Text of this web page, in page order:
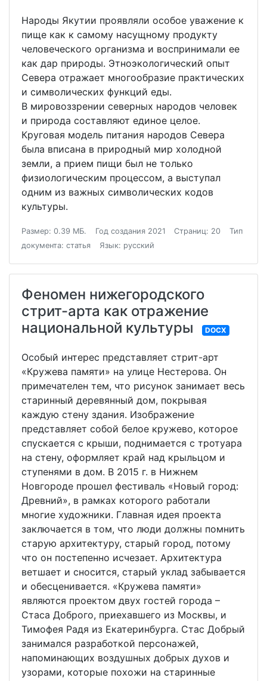
Народы Якутии проявляли особое уважение к
пище как к самому насущному продукту
человеческого организма и воспринимали ее
как дар природы. Этноэкологический опыт
Севера отражает многообразие практических
и символических функций еды.
В мировоззрении северных народов человек
и природа составляют единое целое.
Круговая модель питания народов Севера
была вписана в природный мир холодной
земли, а прием пищи был не только
физиологическим процессом, а выступал
одним из важных символических кодов
культуры.
Размер: 0.39 МБ. Год создания 2021 Страниц: 20
Тип
документа: статья
Язык: русский
Феномен нижегородского
стрит-арта как отражение
национальной культуры
DOCX
Особый интерес представляет стрит-арт
«Кружева памяти» на улице Нестерова. Он
примечателен тем, что рисунок занимает весь
старинный деревянный дом, покрывая
каждую стену здания. Изображение
представляет собой белое кружево, которое
спускается с крыши, поднимается с тротуара
на стену, оформляет край над крыльцом и
ступенями в дом. В 2015 г. в Нижнем
Новгороде прошел фестиваль «Новый город:
Древний», в рамках которого работали
многие художники. Главная идея проекта
заключается в том, что люди должны помнить
старую архитектуру, старый город, потому
что он постепенно исчезает. Архитектура
ветшает и сносится, старый уклад забывается
и обесценивается. «Кружева памяти»
являются проектом двух гостей города –
Стаса Доброго, приехавшего из Москвы, и
Тимофея Радя из Екатеринбурга. Стас Добрый
занимался разработкой персонажей,
напоминающих воздушных добрых духов и
узорами, которые похожи на старинные